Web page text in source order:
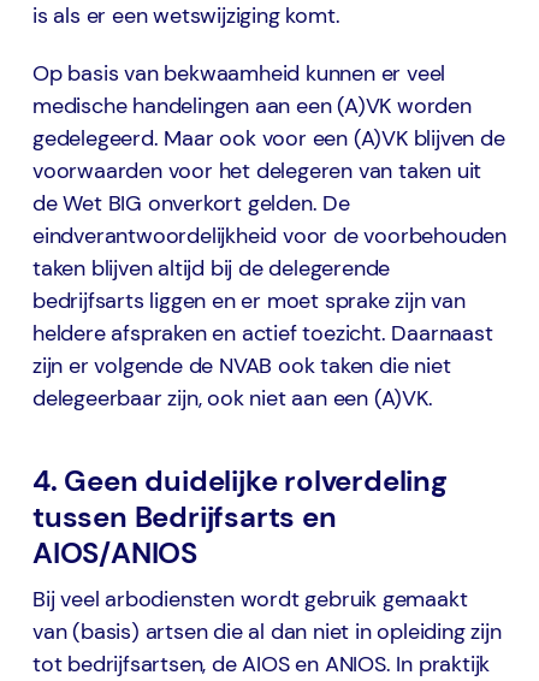
is als er een wetswijziging komt.
Op basis van bekwaamheid kunnen er veel
medische handelingen aan een (A)VK worden
gedelegeerd. Maar ook voor een (A)VK blijven de
voorwaarden voor het delegeren van taken uit
de Wet BIG onverkort gelden. De
eindverantwoordelijkheid voor de voorbehouden
taken blijven altijd bij de delegerende
bedrijfsarts liggen en er moet sprake zijn van
heldere afspraken en actief toezicht. Daarnaast
zijn er volgende de NVAB ook taken die niet
delegeerbaar zijn, ook niet aan een (A)VK.
4. Geen duidelijke rolverdeling
tussen Bedrijfsarts en
AIOS/ANIOS
Bij veel arbodiensten wordt gebruik gemaakt
van (basis) artsen die al dan niet in opleiding zijn
tot bedrijfsartsen, de AIOS en ANIOS. In praktijk